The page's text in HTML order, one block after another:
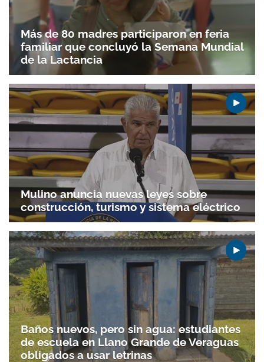
Más de 80 madres participaron en feria
familiar que concluyó la Semana Mundial
de la Lactancia
Mulino anuncia nuevas leyes sobre
construcción, turismo y sistema eléctrico
Baños nuevos, pero sin agua: estudiantes
de escuela en Llano Grande de Veraguas
obligados a usar letrinas